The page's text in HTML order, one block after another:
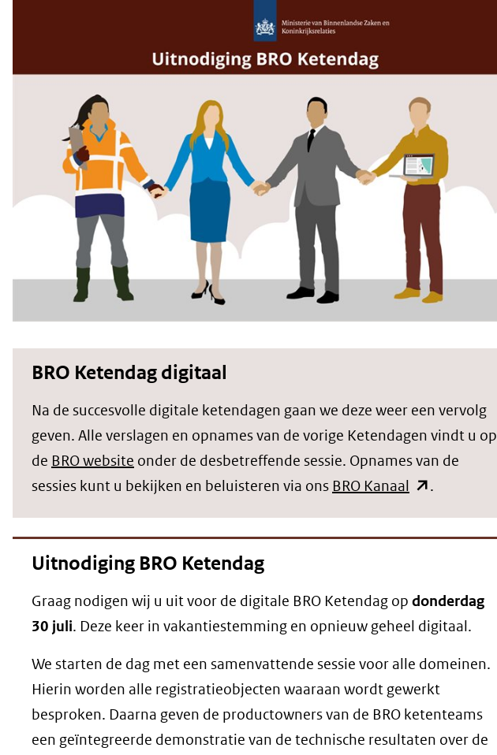
BRO Ketendag digitaal
Na de succesvolle digitale ketendagen gaan we deze weer een vervolg
geven. Alle verslagen en opnames van de vorige Ketendagen vindt u op
de BRO website onder de desbetreffende sessie. Opnames van de
sessies kunt u bekijken en beluisteren via ons BRO Kanaal (opent
nieuw
naar
een
andere
website)
.
Uitnodiging BRO Ketendag
Graag nodigen wij u uit voor de digitale BRO Ketendag op donderdag
30 juli. Deze keer in vakantiestemming en opnieuw geheel digitaal.
We starten de dag met een samenvattende sessie voor alle domeinen.
Hierin worden alle registratieobjecten waaraan wordt gewerkt
besproken. Daarna geven de productowners van de BRO ketenteams
een geïntegreerde demonstratie van de technische resultaten over de